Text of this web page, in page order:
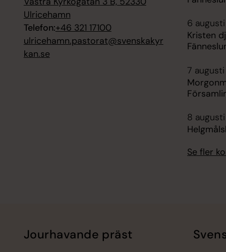
Ulricehamn
Telefon:+46 321 17100
ulricehamn.pastorat@svenskakyr
kan.se
6
Kristen
7
8
Se fler
Jourhavande präst